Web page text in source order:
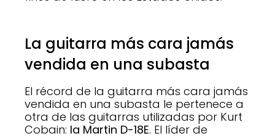
La guitarra más cara jamás
vendida en una subasta
El récord de la guitarra más cara jamás
vendida en una subasta le pertenece a
otra de las guitarras utilizadas por Kurt
Cobain: la Martin D-18E. El líder de